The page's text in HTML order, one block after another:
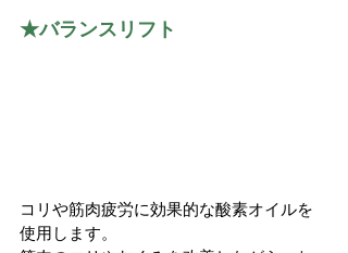
★バランスリフト
コリや筋肉疲労に効果的な酸素オイルを
使用します。